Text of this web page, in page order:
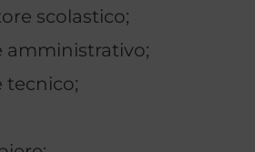
scolastico;
amministrativo;
tecnico;